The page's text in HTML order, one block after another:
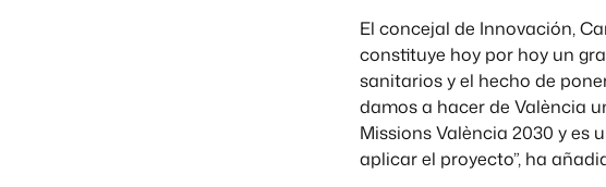
El concejal de Innovación,
constituye hoy por hoy un
sanitarios y el hecho de
damos a hacer de València
Missions València 2030 y es
aplicar el proyecto”, ha